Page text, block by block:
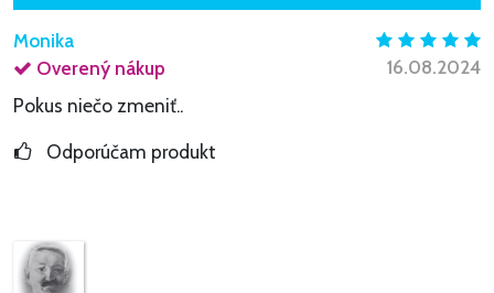
Monika
Overený nákup
16.08.2024
Pokus niečo zmeniť..
Odporúčam produkt